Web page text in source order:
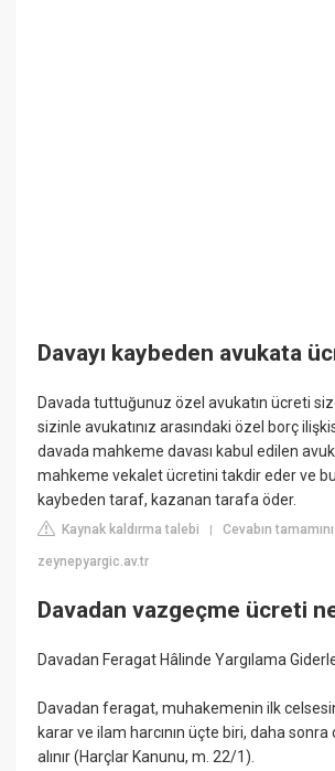
Davayı kaybeden avukata
Davada tuttuğunuz özel avukatın ücreti
sizinle avukatınız arasındaki özel borç
davada mahkeme davası kabul edilen
mahkeme vekalet ücretini takdir eder ve
kaybeden taraf, kazanan tarafa öder.
Kaynak kaldırma talebi |Cevabın
zeynepyargic.av.tr
Davadan vazgeçme ücreti
Davadan Feragat Hâlinde Yargılama
Davadan feragat, muhakemenin ilk
karar ve ilam harcının üçte biri, daha
alınır (Harçlar Kanunu, m. 22/1).